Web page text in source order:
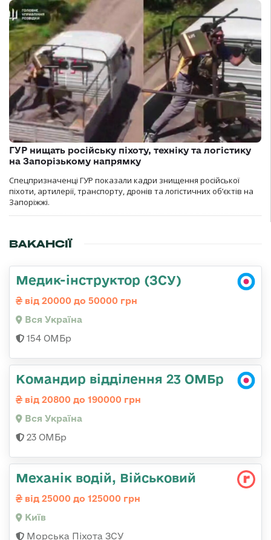
ГУР нищать російську піхоту, техніку та логістику
на Запорізькому напрямку
Спецпризначенці ГУР показали кадри знищення російської
піхоти, артилерії, транспорту, дронів та логістичних об’єктів на
Запоріжжі.
ВАКАНСІЇ
Медик-інструктор (ЗСУ)
від 20000 до 50000 грн
Вся Україна
154 ОМБр
Командир відділення 23 ОМБр
від 20800 до 190000 грн
Вся Україна
23 ОМБр
Механік водій, Військовий
від 25000 до 125000 грн
Київ
Морська Піхота ЗСУ